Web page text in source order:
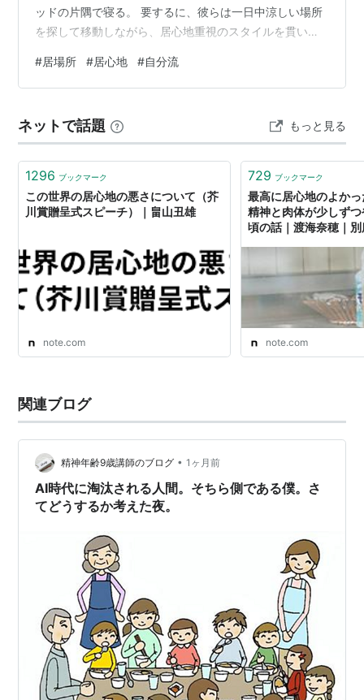
ッドの片隅で寝る。 要するに、彼らは一日中涼しい場所
を探して移動しながら、居心地重視のスタイルを貫いて
所が決まってしまう人間の生活感とは大きく違います。
少なくともエアコンの下でウチワを仰いでいる私とは違
ルを見ていると「こんな生活もいいな」と思ってしまう
ことがあります。 目標のため、生活のため。そして与え
られた環境の中で過ごすため。厳然たる社会性…
#居場所 #居心地 #自分流
ネットで話題 もっと見る
1296 ブックマーク
この世界の居心地の悪さについて（芥
川賞贈呈式スピーチ）｜畠山丑雄
note.com
729 ブックマーク
最高に居心地のよか
精神と肉体が少しず
頃の話｜渡海奈穂｜
note.com
関連ブログ
精神年齢9歳講師のブログ • 1ヶ月前
AI時代に淘汰される人間。そちら側である僕。さ
てどうするか考えた夜。